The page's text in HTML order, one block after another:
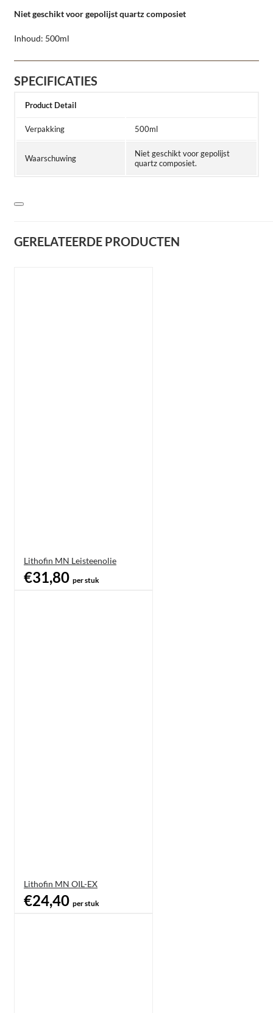
Niet geschikt voor gepolijst quartz composiet
Inhoud: 500ml
SPECIFICATIES
Product Detail
Verpakking 500ml
Waarschuwing
Niet geschikt voor gepolijst
quartz composiet.
GERELATEERDE PRODUCTEN
Lithofin MN Leisteenolie
€31,80 per stuk
Lithofin MN OIL-EX
€24,40 per stuk